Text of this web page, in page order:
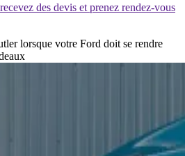
des devis et prenez rendez-vous
lorsque votre Ford doit se rendre